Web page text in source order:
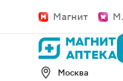
Магнит
Москва